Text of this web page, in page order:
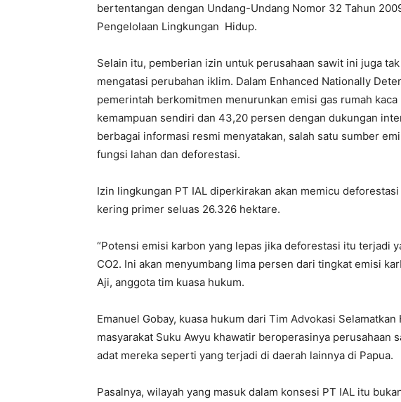
bertentangan dengan Undang-Undang Nomor 32 Tahun
Pengelolaan Lingkungan Hidup.
Selain itu, pemberian izin untuk perusahaan sawit ini juga
mengatasi perubahan iklim. Dalam Enhanced Nationally
pemerintah berkomitmen menurunkan emisi gas rumah
kemampuan sendiri dan 43,20 persen dengan dukungan
berbagai informasi resmi menyatakan, salah satu sumber
fungsi lahan dan deforestasi.
Izin lingkungan PT IAL diperkirakan akan memicu
kering primer seluas 26.326 hektare.
“Potensi emisi karbon yang lepas jika deforestasi itu terjadi
CO2. Ini akan menyumbang lima persen dari tingkat emisi
Aji, anggota tim kuasa hukum.
Emanuel Gobay, kuasa hukum dari Tim Advokasi
masyarakat Suku Awyu khawatir beroperasinya perusahaan
adat mereka seperti yang terjadi di daerah lainnya di Papua.
Pasalnya, wilayah yang masuk dalam konsesi PT IAL itu